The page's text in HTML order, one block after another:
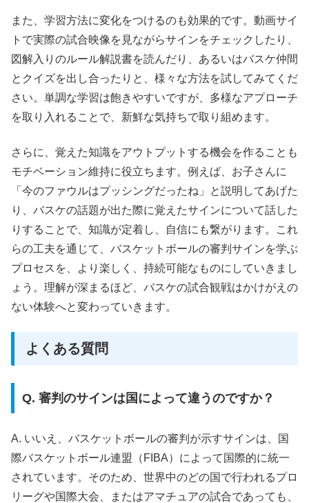
また、学習方法に変化をつけるのも効果的です。動画サイ
トで実際の試合映像を見ながらサインをチェックしたり、
図解入りのルール解説書を読んだり、あるいはバスケ仲間
とクイズを出し合ったりと、様々な方法を試してみてくだ
さい。単調な学習は飽きやすいですが、多様なアプローチ
を取り入れることで、新鮮な気持ちで取り組めます。
さらに、覚えた知識をアウトプットする機会を作ることも
モチベーション維持に役立ちます。例えば、お子さんに
「今のファウルはプッシングだったね」と説明してあげた
り、バスケの話題が出た際に覚えたサインについて話した
りすることで、知識が定着し、自信にも繋がります。これ
らの工夫を通じて、バスケットボールの審判サインを学ぶ
プロセスを、より楽しく、持続可能なものにしていきまし
ょう。理解が深まるほど、バスケの試合観戦はかけがえの
ない体験へと変わっていきます。
よくある質問
Q. 審判のサインは国によって違うのですか？
A. いいえ、バスケットボールの審判が示すサインは、国
際バスケットボール連盟（FIBA）によって国際的に統一
されています。そのため、世界中のどの国で行われるプロ
リーグや国際大会、またはアマチュアの試合であっても、